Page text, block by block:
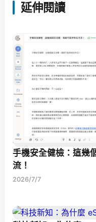
延伸閱讀
手機安全健檢：這幾
流！
2026/7/7